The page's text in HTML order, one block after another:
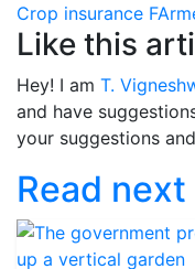
Crop insurance
Like this
Hey! I am T.
and have
your suggestions
Read next